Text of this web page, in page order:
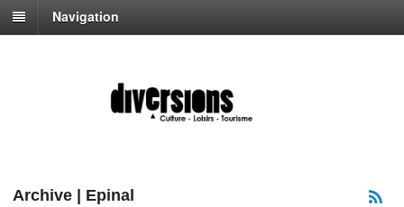
Navigation
Archive | Epinal